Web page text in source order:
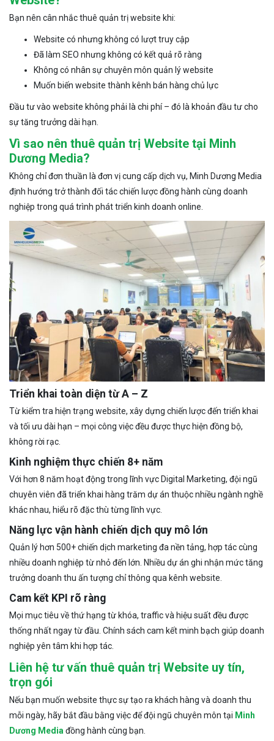
Bạn nên cân nhắc thuê quản trị website khi:
Website có nhưng không có lượt truy cập
Đã làm SEO nhưng không có kết quả rõ ràng
Không có nhân sự chuyên môn quản lý website
Muốn biến website thành kênh bán hàng chủ lực
Đầu tư vào website không phải là chi phí – đó là khoản đầu tư cho
sự tăng trưởng dài hạn.
Vì sao nên thuê quản trị Website tại Minh
Dương Media?
Không chỉ đơn thuần là đơn vị cung cấp dịch vụ, Minh Dương Media
định hướng trở thành đối tác chiến lược đồng hành cùng doanh
nghiệp trong quá trình phát triển kinh doanh online.
Triển khai toàn diện từ A – Z
Từ kiểm tra hiện trạng website, xây dựng chiến lược đến triển khai
và tối ưu dài hạn – mọi công việc đều được thực hiện đồng bộ,
không rời rạc.
Kinh nghiệm thực chiến 8+ năm
Với hơn 8 năm hoạt động trong lĩnh vực Digital Marketing, đội ngũ
chuyên viên đã triển khai hàng trăm dự án thuộc nhiều ngành nghề
khác nhau, hiểu rõ đặc thù từng lĩnh vực.
Năng lực vận hành chiến dịch quy mô lớn
Quản lý hơn 500+ chiến dịch marketing đa nền tảng, hợp tác cùng
nhiều doanh nghiệp từ nhỏ đến lớn. Nhiều dự án ghi nhận mức tăng
trưởng doanh thu ấn tượng chỉ thông qua kênh website.
Cam kết KPI rõ ràng
Mọi mục tiêu về thứ hạng từ khóa, traffic và hiệu suất đều được
thống nhất ngay từ đầu. Chính sách cam kết minh bạch giúp doanh
nghiệp yên tâm khi hợp tác.
Liên hệ tư vấn thuê quản trị Website uy tín,
trọn gói
Nếu bạn muốn website thực sự tạo ra khách hàng và doanh thu
mỗi ngày, hãy bắt đầu bằng việc để đội ngũ chuyên môn tại Minh
Dương Media đồng hành cùng bạn.